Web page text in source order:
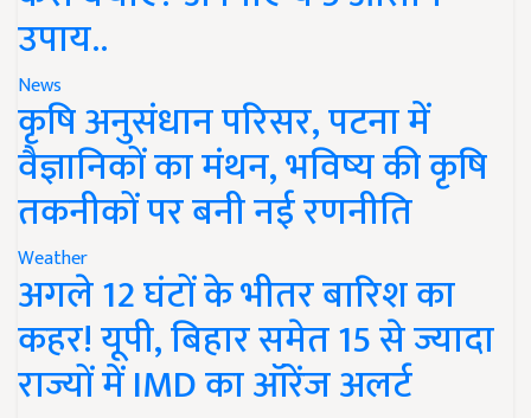
उपाय..
News
कृषि अनुसंधान परिसर, पटना में
वैज्ञानिकों का मंथन, भविष्य की कृषि
तकनीकों पर बनी नई रणनीति
Weather
अगले 12 घंटों के भीतर बारिश का
कहर! यूपी, बिहार समेत 15 से ज्यादा
राज्यों में IMD का ऑरेंज अलर्ट